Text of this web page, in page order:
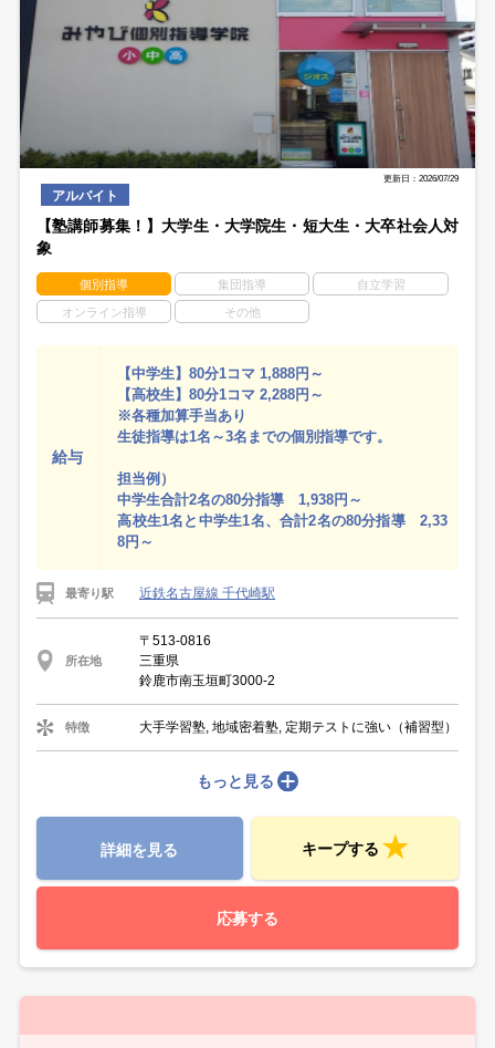
更新日：2026/07/29
アルバイト
【塾講師募集！】大学生・大学院生・短大生・大卒社会人対
象
個別指導 集団指導 自立学習
オンライン指導 その他
給与
【中学生】80分1コマ 1,888円～
【高校生】80分1コマ 2,288円～
※各種加算手当あり
生徒指導は1名～3名までの個別指導です。
担当例）
中学生合計2名の80分指導 1,938円～
高校生1名と中学生1名、合計2名の80分指導 2,33
8円～
最寄り駅 近鉄名古屋線 千代崎駅
所在地
〒513-0816
三重県
鈴鹿市南玉垣町3000-2
特徴 大手学習塾, 地域密着塾, 定期テストに強い（補習型）
もっと見る
詳細を見る キープする
応募する